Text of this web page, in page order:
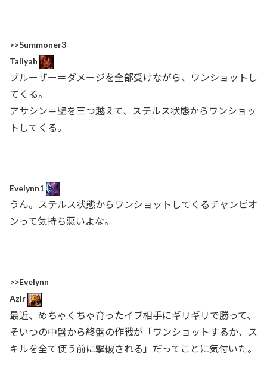
>>Summoner3
Taliyah
ブルーザー＝ダメージを全部受けながら、ワンショットし
てくる。
アサシン＝壁を三つ越えて、ステルス状態からワンショッ
トしてくる。
Evelynn1
うん。ステルス状態からワンショットしてくるチャンピオ
ンって気持ち悪いよな。
>>Evelynn
Azir
最近、めちゃくちゃ育ったイブ相手にギリギリで勝って、
そいつの中盤から終盤の作戦が「ワンショットするか、ス
キルを全て使う前に撃破される」だってことに気付いた。